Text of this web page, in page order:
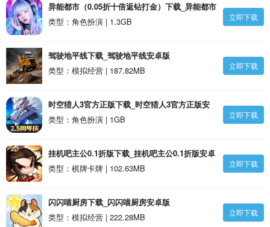
异能都市（0.05折十倍返钻打金）下载_异能都市
（0.05折十倍返钻打金）安卓版
类型：角色扮演 | 1.3GB 立即下载
驾驶地平线下载_驾驶地平线安卓版
类型：模拟经营 | 187.82MB
立即下载
时空猎人3官方正版下载_时空猎人3官方正版安
卓版
类型：角色扮演 | 1GB 立即下载
挂机吧主公0.1折版下载_挂机吧主公0.1折版安卓
版
类型：棋牌卡牌 | 102.63MB 立即下载
闪闪喵厨房下载_闪闪喵厨房安卓版
类型：模拟经营 | 222.28MB
立即下载